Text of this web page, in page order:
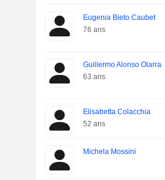
Eugenia Bieto Caubet
76 ans
Guillermo Alonso Olarra
63 ans
Elisabetta Colacchia
52 ans
Michela Mossini